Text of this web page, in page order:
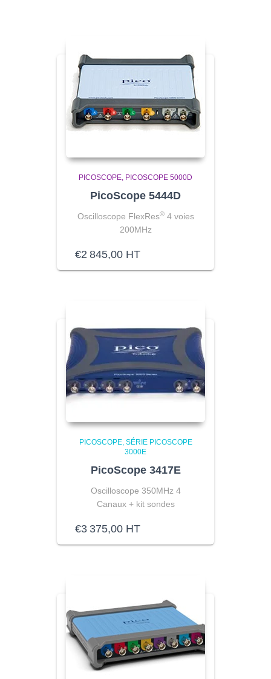
PICOSCOPE PICOSCOPE 5000D
PicoScope 5444D
Oscilloscope FlexRes®4 voies
200MHz
€2 845,00 HT
PICOSCOPE SÉRIE PICOSCOPE
3000E
PicoScope 3417E
Oscilloscope 350MHz 4
Canaux + kit sondes
€3 375,00 HT